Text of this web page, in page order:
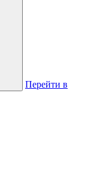
Перейти в